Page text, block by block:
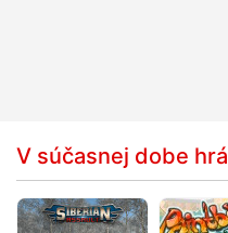
V súčasnej dobe hrá